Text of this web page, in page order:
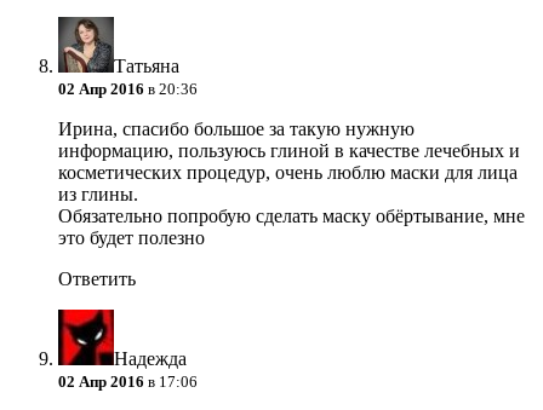
Татьяна
02 Апр 2016 в 20:36
Ирина, спасибо большое за такую нужную
информацию, пользуюсь глиной в качестве лечебных и
косметических процедур, очень люблю маски для лица
из глины.
Обязательно попробую сделать маску обёртывание, мне
это будет полезно
Ответить
Надежда
02 Апр 2016 в 17:06